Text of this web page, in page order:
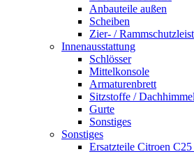
Anbauteile außen
Scheiben
Zier- /
Innenausstattung
Schlösser
Mittelkonsole
Armaturenbrett
Sitzstoffe /
Gurte
Sonstiges
Sonstiges
Ersatzteile Citroen